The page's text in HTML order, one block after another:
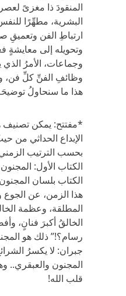
المنقودَ ذا مغزىً
البشرية، مطهِّرًا
ارتباطِ الفن وتعميقِ
وتحويله إلى معايشةٍ
وجماعات، الأمرُ
وظائفِ الفنِّ كلِّ فن،
هذا ما سنحاولُ
*مفتتح: يمكن تصنيف
الإبداع الحداثي من
بحسب الترتيب
الكتاب بلسان
هذا الزمن، عن الجوع
المطلقة، وعظمة
الخالقُ أكبرَ فنانٍ،
رسام؟!” ذلك هو
جبران: لا يكسرُ
المجنون والعبقري..
قلب الله!